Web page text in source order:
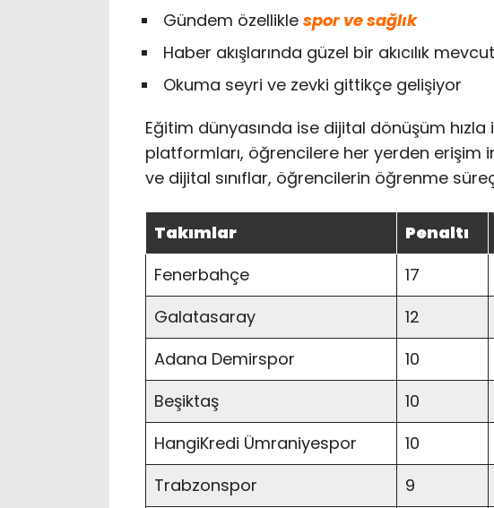
Gündem özellikle spor ve sağlık
Haber akışlarında güzel bir akıcılık mevcut
Okuma seyri ve zevki gittikçe gelişiyor
Eğitim dünyasında ise dijital dönüşüm
platformları, öğrencilere her yerden erişim
ve dijital sınıflar, öğrencilerin öğrenme
Takımlar Penaltı
Fenerbahçe
17
Galatasaray
12
Adana Demirspor
10
Beşiktaş
10
HangiKredi Ümraniyespor
10
Trabzonspor
9